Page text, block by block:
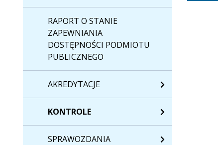
RAPORT O STANIE
ZAPEWNIANIA
DOSTĘPNOŚCI PODMIOTU
PUBLICZNEGO
AKREDYTACJE
KONTROLE
SPRAWOZDANIA